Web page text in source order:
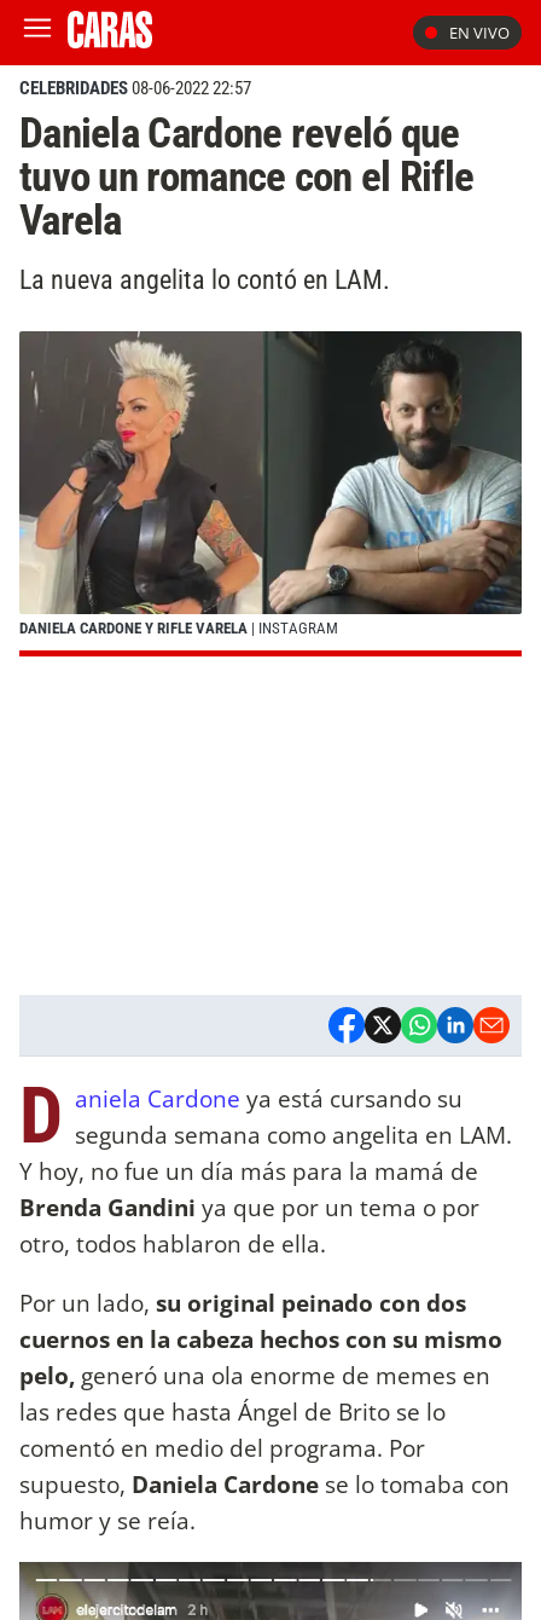
EN VIVO
CELEBRIDADES08-06-2022 22:57
Daniela Cardone reveló que
tuvo un romance con el Rifle
Varela
La nueva angelita lo contó en LAM.
DANIELA CARDONE Y RIFLE VARELA | INSTAGRAM
D aniela Cardone ya está cursando su
segunda semana como angelita en LAM.
Y hoy, no fue un día más para la mamá de
Brenda Gandini ya que por un tema o por
otro, todos hablaron de ella.
Por un lado, su original peinado con dos
cuernos en la cabeza hechos con su mismo
pelo, generó una ola enorme de memes en
las redes que hasta Ángel de Brito se lo
comentó en medio del programa. Por
supuesto, Daniela Cardone se lo tomaba con
humor y se reía.